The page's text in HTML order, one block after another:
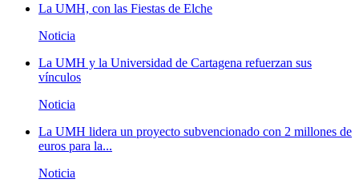
La UMH, con las Fiestas de Elche
Noticia
La UMH y la Universidad de Cartagena refuerzan sus
vínculos
Noticia
La UMH lidera un proyecto subvencionado con 2 millones de
euros para la...
Noticia